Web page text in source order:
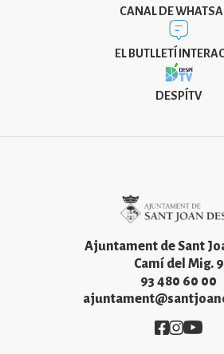
CANAL DE
EL BUTLLETÍ
DESPÍTV
Ajuntament de Sant
Camí del Mig. 9
93 480 60 00
Imatge
Imatge
Imatge